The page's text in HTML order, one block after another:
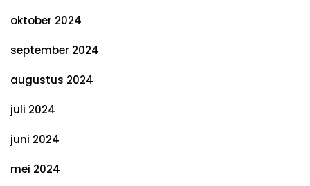
oktober 2024
september 2024
augustus 2024
juli 2024
juni 2024
mei 2024